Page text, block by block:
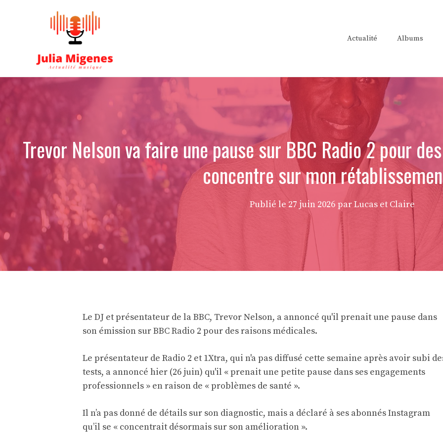
Actualité Albums
Trevor Nelson va faire une pause sur BBC Radio 2 pour
concentre sur mon
Publié le 27 juin 2026 par Lucas et Claire
Le DJ et présentateur de la BBC, Trevor Nelson, a annoncé qu'il prenait une pause dans
son émission sur BBC Radio 2 pour des raisons médicales.
Le présentateur de Radio 2 et 1Xtra, qui n'a pas diffusé cette semaine après avoir subi
tests, a annoncé hier (26 juin) qu'il « prenait une petite pause dans ses engagements
professionnels » en raison de « problèmes de santé ».
Il n’a pas donné de détails sur son diagnostic, mais a déclaré à ses abonnés Instagram
qu’il se « concentrait désormais sur son amélioration ».